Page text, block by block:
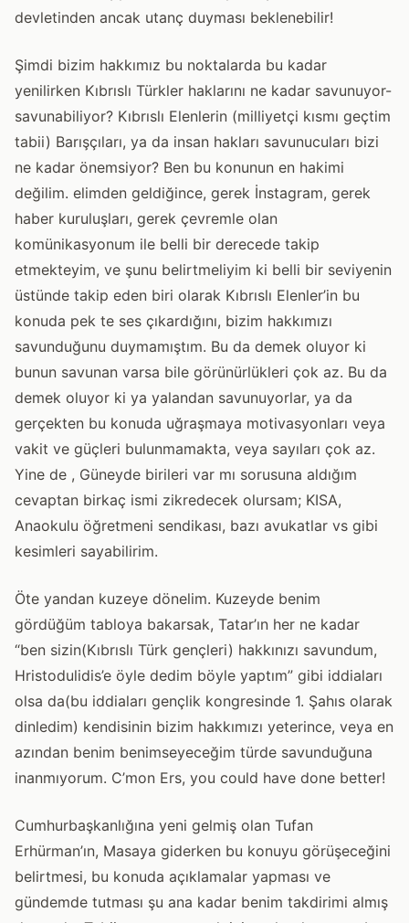
devletinden ancak utanç duyması beklenebilir!
Şimdi bizim hakkımız bu noktalarda bu kadar
yenilirken Kıbrıslı Türkler haklarını ne kadar savunuyor-
savunabiliyor? Kıbrıslı Elenlerin (milliyetçi kısmı geçtim
tabii) Barışçıları, ya da insan hakları savunucuları bizi
ne kadar önemsiyor? Ben bu konunun en hakimi
değilim. elimden geldiğince, gerek İnstagram, gerek
haber kuruluşları, gerek çevremle olan
komünikasyonum ile belli bir derecede takip
etmekteyim, ve şunu belirtmeliyim ki belli bir seviyenin
üstünde takip eden biri olarak Kıbrıslı Elenler’in bu
konuda pek te ses çıkardığını, bizim hakkımızı
savunduğunu duymamıştım. Bu da demek oluyor ki
bunun savunan varsa bile görünürlükleri çok az. Bu da
demek oluyor ki ya yalandan savunuyorlar, ya da
gerçekten bu konuda uğraşmaya motivasyonları veya
vakit ve güçleri bulunmamakta, veya sayıları çok az.
Yine de , Güneyde birileri var mı sorusuna aldığım
cevaptan birkaç ismi zikredecek olursam; KISA,
Anaokulu öğretmeni sendikası, bazı avukatlar vs gibi
kesimleri sayabilirim.
Öte yandan kuzeye dönelim. Kuzeyde benim
gördüğüm tabloya bakarsak, Tatar’ın her ne kadar
“ben sizin(Kıbrıslı Türk gençleri) hakkınızı savundum,
Hristodulidis’e öyle dedim böyle yaptım” gibi iddiaları
olsa da(bu iddiaları gençlik kongresinde 1. Şahıs olarak
dinledim) kendisinin bizim hakkımızı yeterince, veya en
azından benim benimseyeceğim türde savunduğuna
inanmıyorum. C’mon Ers, you could have done better!
Cumhurbaşkanlığına yeni gelmiş olan Tufan
Erhürman’ın, Masaya giderken bu konuyu görüşeceğini
belirtmesi, bu konuda açıklamalar yapması ve
gündemde tutması şu ana kadar benim takdirimi almış